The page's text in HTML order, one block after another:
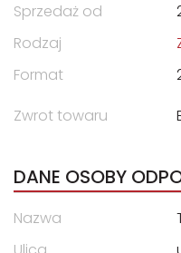
Sprzedaż od
Rodzaj
Format
Zwrot towaru
DANE OSOBY
Nazwa